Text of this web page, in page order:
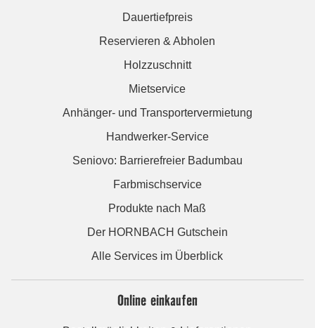
Dauertiefpreis
Reservieren & Abholen
Holzzuschnitt
Mietservice
Anhänger- und Transportervermietung
Handwerker-Service
Seniovo: Barrierefreier Badumbau
Farbmischservice
Produkte nach Maß
Der HORNBACH Gutschein
Alle Services im Überblick
Online einkaufen